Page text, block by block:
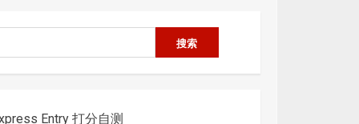
索
搜索
Entry 打分自测